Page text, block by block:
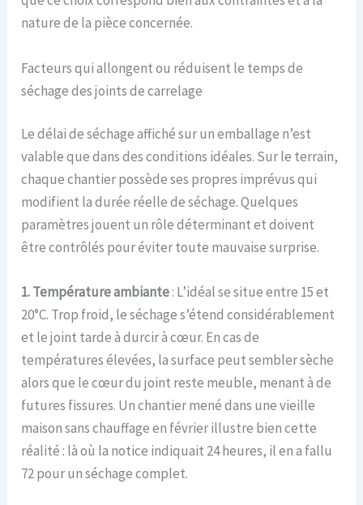
nature de la pièce concernée.
Facteurs qui allongent ou réduisent le temps de
séchage des joints de carrelage
Le délai de séchage affiché sur un emballage n’est
valable que dans des conditions idéales. Sur le terrain,
chaque chantier possède ses propres imprévus qui
modifient la durée réelle de séchage. Quelques
paramètres jouent un rôle déterminant et doivent
être contrôlés pour éviter toute mauvaise surprise.
1. Température ambiante: L’idéal se situe entre 15 et
20°C. Trop froid, le séchage s’étend considérablement
et le joint tarde à durcir à cœur. En cas de
températures élevées, la surface peut sembler sèche
alors que le cœur du joint reste meuble, menant à de
futures fissures. Un chantier mené dans une vieille
maison sans chauffage en février illustre bien cette
réalité : là où la notice indiquait 24 heures, il en a fallu
72 pour un séchage complet.